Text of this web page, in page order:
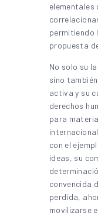
elementales
permitiendo
propuesta
No solo su
sino
activa y su
derechos
para
con el
ideas, su
convencida
perdida,
movilizarse